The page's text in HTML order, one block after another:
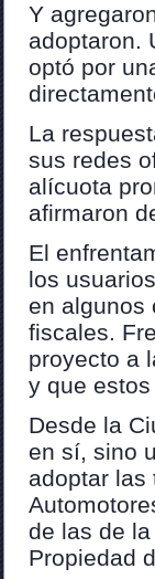
Y
adoptaron.
optó por
La
sus redes
alícuota
afirmaron
El
los
en algunos
fiscales.
proyecto a
y que
Desde la
en sí, sino
adoptar las
de las de
Propiedad